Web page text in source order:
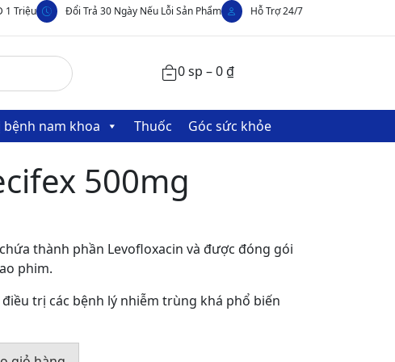
1 Triệu Đổi Trả 30 Ngày Nếu Lỗi Sản Phẩm Hỗ Trợ 24/7
0 sp –0₫
nam khoa Thuốc Góc sức khỏe
500mg
thành phần Levofloxacin và được đóng gói
phim.
trị các bệnh lý nhiễm trùng khá phổ biến